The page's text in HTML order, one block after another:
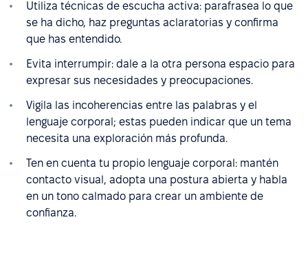
Utiliza técnicas de escucha activa: parafrasea lo que
se ha dicho, haz preguntas aclaratorias y confirma
que has entendido.
Evita interrumpir: dale a la otra persona espacio para
expresar sus necesidades y preocupaciones.
Vigila las incoherencias entre las palabras y el
lenguaje corporal; estas pueden indicar que un tema
necesita una exploración más profunda.
Ten en cuenta tu propio lenguaje corporal: mantén
contacto visual, adopta una postura abierta y habla
en un tono calmado para crear un ambiente de
confianza.